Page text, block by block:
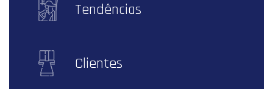
Tendências
Clientes